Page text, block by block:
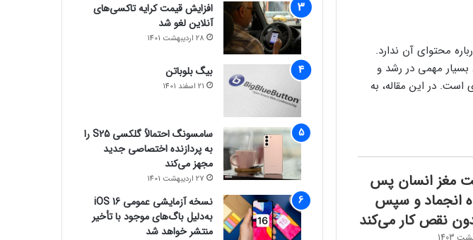
بسیار مهمی در رشد و
است. در این مقاله، به
مغز انسان پس
ماه انجماد و سپس
نقص کار می‌کند
افزایش قیمت کرایه تاکسی‌های
آنلاین لغو شد
28 اردیبهشت 1401
بیگ بلوباتن
21 اسفند 1401
سامسونگ احتمالاً گلکسی S25 را
به پردازنده اختصاصی جدید
مجهز می‌کند
27 اردیبهشت 1401
نسخه آزمایشی عمومی iOS 16
به‌دلیل باگ‌های موجود با تأخیر
منتشر خواهد شد